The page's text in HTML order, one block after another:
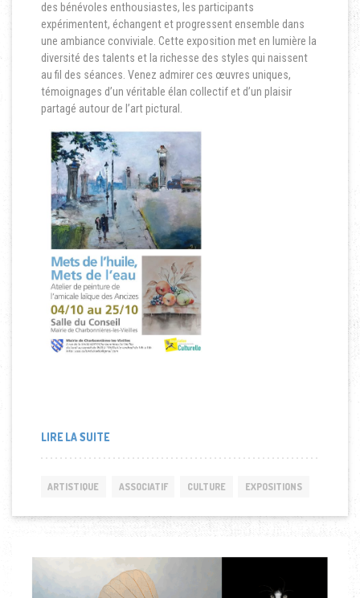
des bénévoles enthousiastes, les participants
expérimentent, échangent et progressent ensemble dans
une ambiance conviviale. Cette exposition met en lumière la
diversité des talents et la richesse des styles qui naissent
au fil des séances. Venez admirer ces œuvres uniques,
témoignages d’un véritable élan collectif et d’un plaisir
partagé autour de l’art pictural.
LIRE LA SUITE
ARTISTIQUE ASSOCIATIF CULTURE EXPOSITIONS